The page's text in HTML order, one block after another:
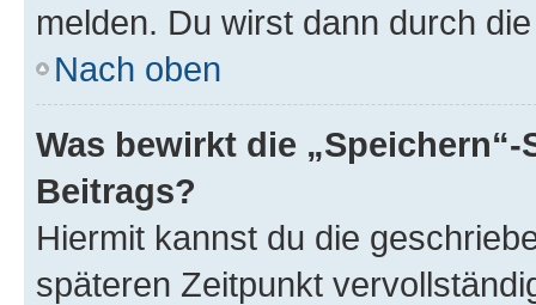
melden. Du wirst dann durch
Nach oben
Was bewirkt die
Beitrags?
Hiermit kannst du die
späteren Zeitpunkt